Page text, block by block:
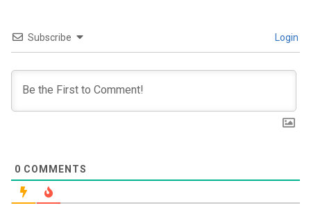
Subscribe Login
0 COMMENTS